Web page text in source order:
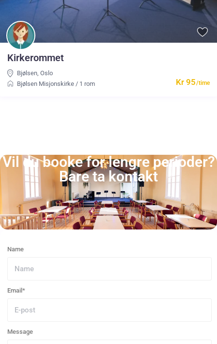
Kr 95/time
Kirkerommet
Bjølsen,Oslo
Bjølsen Misjonskirke / 1 rom
Vil du booke for lengre perioder?
Bare ta kontakt
Name
Email*
Message